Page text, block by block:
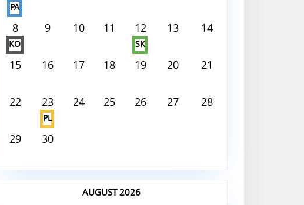
PA
8
KO
9 10 11 12
SK
13 14
15 16 17 18 19 20 21
22 23
PL
24 25 26 27 28
29 30
V tento deň nie je nič naplánované
AUGUST 2026